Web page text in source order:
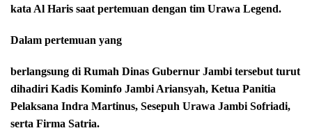
kata Al Haris saat pertemuan dengan tim Urawa Legend.
Dalam pertemuan yang
berlangsung di Rumah Dinas Gubernur Jambi tersebut turut
dihadiri Kadis Kominfo Jambi Ariansyah, Ketua Panitia
Pelaksana Indra Martinus, Sesepuh Urawa Jambi Sofriadi,
serta Firma Satria.